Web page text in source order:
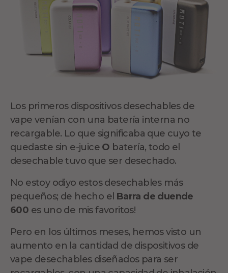
Los primeros dispositivos desechables de
vape venían con una batería interna no
recargable. Lo que significaba que cuyo te
quedaste sin e-juice O batería, todo el
desechable tuvo que ser desechado.
No estoy odiyo estos desechables más
pequeños; de hecho el Barra de duende
600 es uno de mis favoritos!
Pero en los últimos meses, hemos visto un
aumento en la cantidad de dispositivos de
vape desechables diseñados para ser